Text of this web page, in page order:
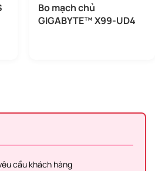
Bo mạch chủ
GIGABYTE™ X99-UD4
cầu khách hàng